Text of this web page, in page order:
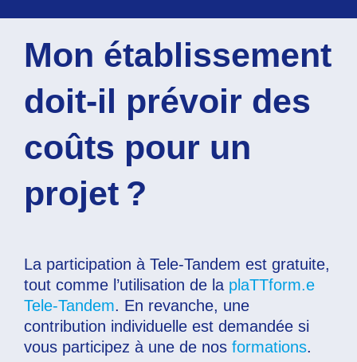
Mon établissement
doit-il prévoir des
coûts pour un
projet ?
La participation à Tele-Tandem est gratuite,
tout comme l’utilisation de la plaTTform.e
Tele-Tandem. En revanche, une
contribution individuelle est demandée si
vous participez à une de nos formations.